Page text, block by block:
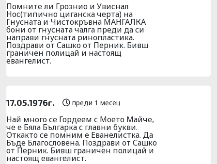
Помните ли Грознио и Увиснал
Нос(типично циганска черта) на
Гнусната и Чистокръвна МАНГАЛКА
бони от гнусната чалга преди да си
направи гнусната ринопластика.
Поздрави от Сашко от Перник. Бивш
граничен полицай и настоящ
евангелист.
17.05.1976г. преди 1 месец
Най много се Гордеем с Моето Майче,
че е Бяла Българка с главни букви.
Откакто се помним е Еванелистка. Да
Бъде Благословена. Поздрави от Сашко
от Перник. Бивш граничен полицай и
настоящ евангелист.